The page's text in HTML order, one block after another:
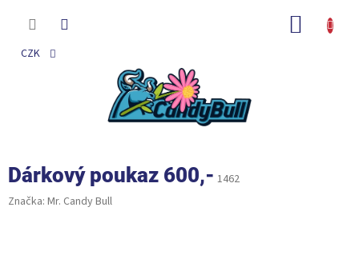
CZK
Dárkový poukaz 600,- 1462
Značka: Mr. Candy Bull